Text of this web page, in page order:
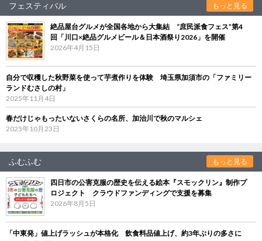
フェスティバル もっと見る
絶品屋台グルメが全国各地から大集結 “庶民派食フェス”第4
回「川口×絶品グルメビール＆日本酒祭り2026」を開催
2026年4月15日
自分で収穫した秋野菜を使って芋煮作りを体験 埼玉県加須市の「ファミリー
ランドむさしの村」
2025年11月4日
春だけじゃもったいないさくらの名所、加治川で秋のマルシェ
2025年10月23日
ふむふむ もっと見る
四日市の公害克服の歴史を伝える絵本『スモックリン』制作プ
ロジェクト クラウドファンディングで支援を募集
2026年8月5日
「中東発」値上げラッシュが本格化 飲食料品値上げ、約3年ぶりの多さに